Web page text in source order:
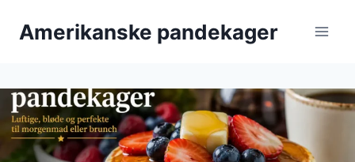
Amerikanske pandekager